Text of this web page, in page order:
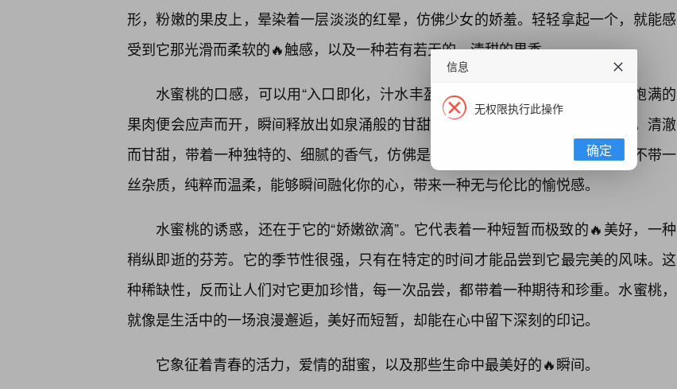
形，粉嫩的果皮上，晕染着一层淡淡的红晕，仿佛少女的娇羞。轻轻拿起一个，就能感
受到它那光滑而柔软的🔥触感，以及一种若有若无的、清甜的果香。
水蜜桃的口感，可以用“入口即化，汁水丰盈”来形容。当牙齿轻轻触碰，那饱满的
果肉便会应声而开，瞬间释放出如泉涌般的甘甜汁液，充🌸盈整个口腔。那汁液，清澈
而甘甜，带着一种独特的、细腻的香气，仿佛是春日里最纯净的露珠。它的甜，不带一
丝杂质，纯粹而温柔，能够瞬间融化你的心，带来一种无与伦比的愉悦感。
水蜜桃的诱惑，还在于它的“娇嫩欲滴”。它代表着一种短暂而极致的🔥美好，一种
稍纵即逝的芬芳。它的季节性很强，只有在特定的时间才能品尝到它最完美的风味。这
种稀缺性，反而让人们对它更加珍惜，每一次品尝，都带着一种期待和珍重。水蜜桃，
就像是生活中的一场浪漫邂逅，美好而短暂，却能在心中留下深刻的印记。
它象征着青春的活力，爱情的甜蜜，以及那些生命中最美好的🔥瞬间。
信息
无权限执行此操作
确定